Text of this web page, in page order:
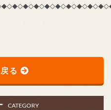
る
CATEGORY